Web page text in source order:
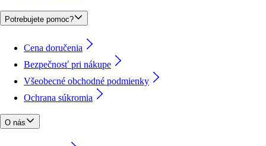
Potrebujete pomoc?
Cena doručenia
Bezpečnosť pri nákupe
Všeobecné obchodné podmienky
Ochrana súkromia
O nás